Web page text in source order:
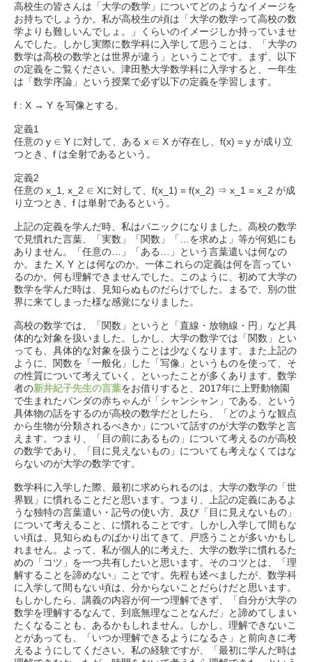
高校生の皆さんは「大学の数学」についてどのようなイメージを
お持ちでしょうか。私が高校生の頃は「大学の数学って高校の数
学よりも難しいんでしょ。」くらいのイメージしか持っていませ
んでした。しかし実際に数学科に入学して思うことは、「大学の
数学は高校の数学とは世界が違う」ということです。まず、以下
の定義をご覧ください。津田塾大学数学科に入学すると、一年生
は「数学序論」という授業で必ず以下の定義を学習します。
f : X → Y を写像とする。
定義1
任意の y ∈ Y に対して、ある x ∈ X が存在し、f(x) = y が成り立
つとき、f は全射であるという。
定義2
任意の x_1, x_2 ∈ Xに対して、f(x_1) = f(x_2) ⇒ x_1 = x_2 が成
り立つとき、f は単射であるという。
上記の定義を学んだ時、私はパニックになりました。高校の数学
で見慣れた言葉、「実数」「関数」「…を求めよ」等が何処にも
ありません。「任意の…」「ある…」という言葉遣いは何なの
か。また X, Y とは何なのか。一体これらの定義は何を言ってい
るのか。何も理解できませんでした。このように、初めて大学の
数学を学んだ時は、見知らぬものだらけでした。まるで、別の世
界に来てしまった様な感覚になりました。
高校の数学では、「関数」というと「直線・放物線・円」など具
体的な対象を扱いました。しかし、大学の数学では「関数」とい
っても、具体的な対象を扱うことは少なくなります。また上記の
ように、関数を「一般化」した「写像」というものを使って、そ
の性質について考えていく、といったことが多くあります。数学
者の新井紀子先生の言葉をお借りすると、2017年に上野動物園
で生まれたパンダの赤ちゃんが「シャンシャン」である、という
具体物の話をするのが高校の数学だとしたら、「どのような観点
から生物が分類されるべきか」について話すのが大学の数学と言
えます。つまり、「目の前にあるもの」について考えるのが高校
の数学であり、「目に見えないもの」についても考えなくてはな
らないのが大学の数学です。
数学科に入学した際、最初に求められるのは、大学の数学の「世
界観」に慣れることだと思います。つまり、上記の定義にあるよ
うな独特の言葉遣い・記号の使い方、及び「目に見えないもの」
について考えること、に慣れることです。しかし入学して間もな
い頃は、見知らぬものばかり出てきて、戸惑うことが多いかもし
れません。よって、私が個人的に考えた、大学の数学に慣れるた
めの「コツ」を一つ共有したいと思います。そのコツとは、「理
解することを諦めない」ことです。先程も述べましたが、数学科
に入学して間もない頃は、分からないことだらけだと思います。
もしかしたら、講義の内容が何一つ理解できず、「自分が大学の
数学を理解するなんて、到底無理なことなんだ」と諦めてしまい
たくなることも、あるかもしれません。しかし、理解できないこ
とがあっても、「いつか理解できるようになるさ」と前向きに考
えるようにしてください。私の経験ですが、「最初に学んだ時は